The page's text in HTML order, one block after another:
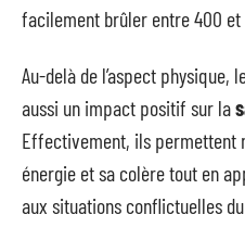
facilement brûler entre 400
Au-delà de l’aspect physique,
aussi un impact positif sur la
Effectivement, ils permettent
énergie et sa colère tout en
aux situations conflictuelles